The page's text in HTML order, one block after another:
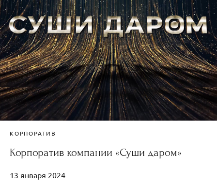
КОРПОРАТИВ
Корпоратив компании «Суши даром»
13 января 2024